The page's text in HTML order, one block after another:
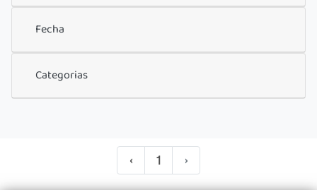
Fecha
Categorias
‹ 1 ›